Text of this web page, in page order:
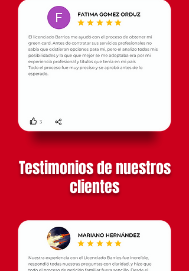
Testimonios de nuestros
clientes